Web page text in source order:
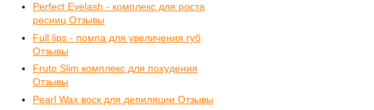
Perfect Eyelash - комплекс для роста
ресниц Отзывы
Full lips - помпа для увеличения губ
Отзывы
Fruto Slim комплекс для похудения
Отзывы
Pearl Wax воск для депиляции Отзывы